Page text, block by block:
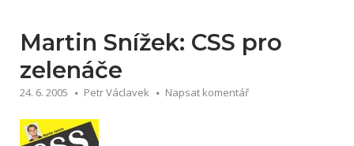
Vytváříme
a
přístupné
stránky
pomocí
Martin Snížek: CSS pro
zelenáče
24. 6. 2005 Petr Václavek Napsat komentář